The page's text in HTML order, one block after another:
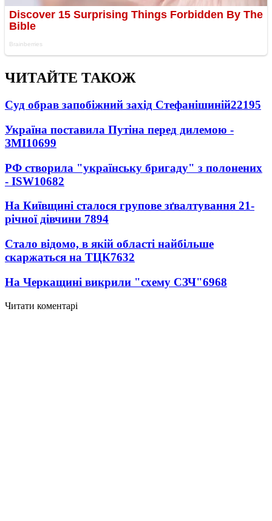
ЧИТАЙТЕ ТАКОЖ
Суд обрав запобіжний захід Стефанішиній22195
Україна поставила Путіна перед дилемою -
ЗМІ10699
РФ створила "українську бригаду" з полонених
- ISW10682
На Київщині сталося групове зґвалтування 21-
річної дівчини 7894
Стало відомо, в якій області найбільше
скаржаться на ТЦК7632
На Черкащині викрили "схему СЗЧ"6968
Читати коментарі